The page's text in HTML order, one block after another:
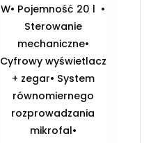
W• Pojemność 20 l •
Sterowanie
mechaniczne•
Cyfrowy wyświetlacz
+ zegar• System
równomiernego
rozprowadzania
mikrofal•